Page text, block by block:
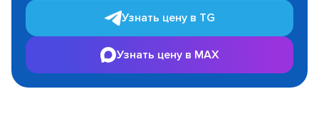
Узнать цену в TG
Узнать цену в MAX